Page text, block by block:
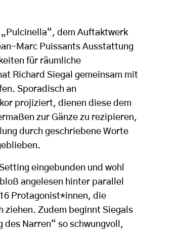
dem Auftaktwerk
Marc Puissants Ausstattung
für räumliche
Richard Siegal gemeinsam mit
Sporadisch an
projiziert, dienen diese dem
zur Gänze zu rezipieren,
durch geschriebene Worte
eingebunden und wohl
angelesen hinter parallel
Protagonist*innen, die
ziehen. Zudem beginnt Siegals
des Narren“ so schwungvoll,